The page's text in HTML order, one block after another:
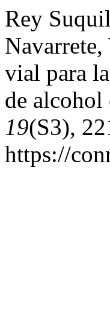
Rey
vial para
de
19(S3),
https://